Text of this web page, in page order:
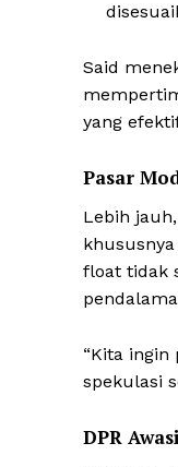
Said
yang
Pasar
Lebih
float tidak
“Kita
spekulasi
DPR